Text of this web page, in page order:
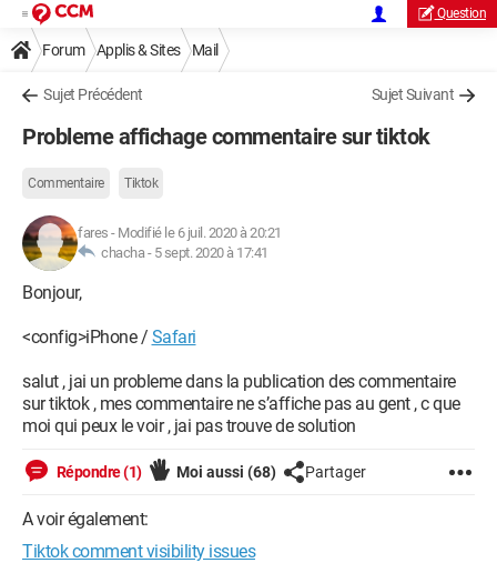
Question
Forum Applis & Sites Mail
Sujet Précédent Sujet Suivant
Probleme affichage commentaire sur tiktok
Commentaire Tiktok
fares - Modifié le 6 juil. 2020 à 20:21
chacha - 5 sept. 2020 à 17:41
Bonjour,
<config>iPhone / Safari
salut , jai un probleme dans la publication des commentaire
sur tiktok , mes commentaire ne s’affiche pas au gent , c que
moi qui peux le voir , jai pas trouve de solution
Répondre (1) Moi aussi (68) Partager
A voir également:
Tiktok comment visibility issues